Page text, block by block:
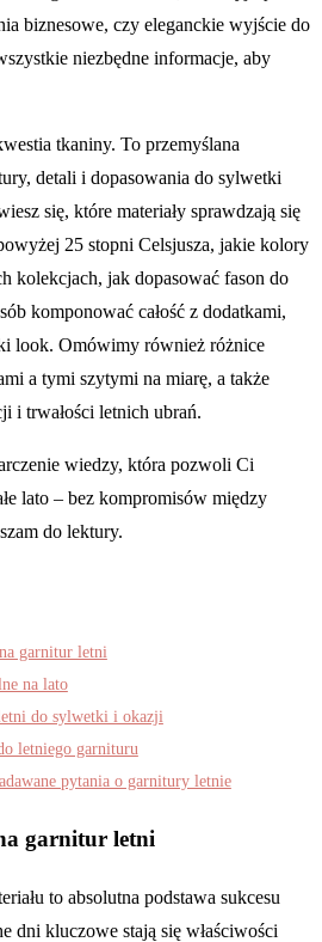
biznesowe, czy eleganckie wyjście do
niezbędne informacje, aby
tkaniny. To przemyślana
detali i dopasowania do sylwetki
się, które materiały sprawdzają się
25 stopni Celsjusza, jakie kolory
kolekcjach, jak dopasować fason do
komponować całość z dodatkami,
look. Omówimy również różnice
a tymi szytymi na miarę, a także
i trwałości letnich ubrań.
wiedzy, która pozwoli Ci
lato – bez kompromisów między
do lektury.
garnitur letni
na lato
do sylwetki i okazji
letniego garnituru
pytania o garnitury letnie
garnitur letni
to absolutna podstawa sukcesu
dni kluczowe stają się właściwości